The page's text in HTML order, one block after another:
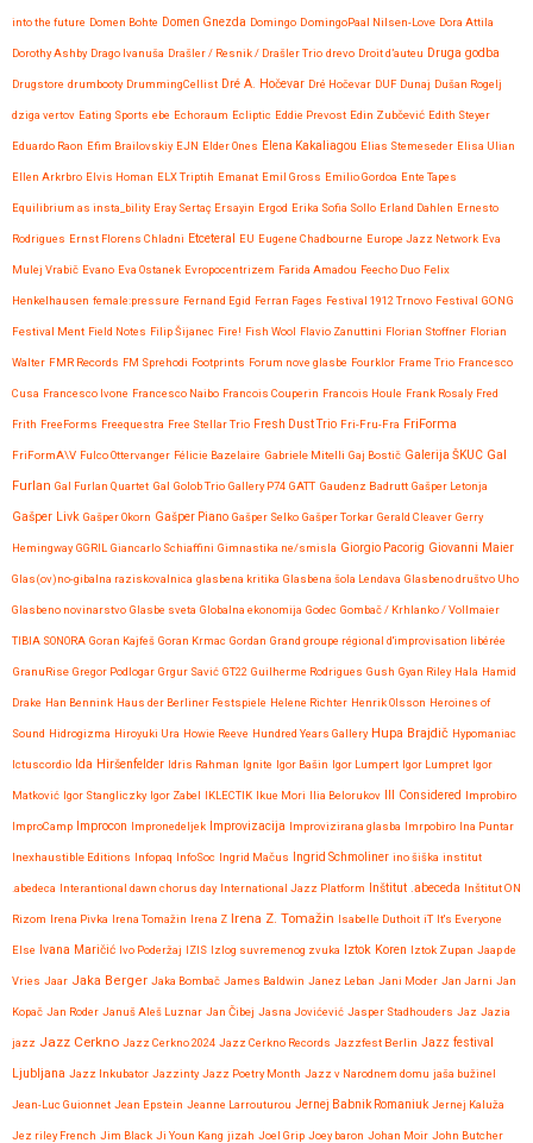
into the future Domen Bohte Domen Gnezda Domingo DomingoPaal Nilsen-Love Dora Attila
Dorothy Ashby Drago Ivanuša Drašler / Resnik / Drašler Trio drevo Droit d’auteu Druga godba
Drugstore drumbooty DrummingCellist Dré A. Hočevar Dré Hočevar DUF Dunaj Dušan Rogelj
dziga vertov Eating Sports ebe Echoraum Ecliptic Eddie Prevost Edin Zubčević Edith Steyer
Eduardo Raon Efim Brailovskiy EJN Elder Ones Elena Kakaliagou Elias Stemeseder Elisa Ulian
Ellen Arkrbro Elvis Homan ELX Triptih Emanat Emil Gross Emilio Gordoa Ente Tapes
Equilibrium as insta_bility Eray Sertaç Ersayin Ergod Erika Sofia Sollo Erland Dahlen Ernesto
Rodrigues Ernst Florens Chladni Etceteral EU Eugene Chadbourne Europe Jazz Network Eva
Mulej Vrabič Evano Eva Ostanek Evropocentrizem Farida Amadou Feecho Duo Felix
Henkelhausen female:pressure Fernand Egid Ferran Fages Festival 1912 Trnovo Festival GONG
Festival Ment Field Notes Filip Šijanec Fire! Fish Wool Flavio Zanuttini Florian Stoffner Florian
Walter FMR Records FM Sprehodi Footprints Forum nove glasbe Fourklor Frame Trio Francesco
Cusa Francesco Ivone Francesco Naibo Francois Couperin Francois Houle Frank Rosaly Fred
Frith FreeForms Freequestra Free Stellar Trio Fresh Dust Trio Fri-Fru-Fra FriForma
FriFormA\V Fulco Ottervanger Félicie Bazelaire Gabriele Mitelli Gaj Bostič Galerija ŠKUC Gal
Furlan Gal Furlan Quartet Gal Golob Trio Gallery P74 GATT Gaudenz Badrutt Gašper Letonja
Gašper Livk Gašper Okorn Gašper Piano Gašper Selko Gašper Torkar Gerald Cleaver Gerry
Hemingway GGRIL Giancarlo Schiaffini Gimnastika ne/smisla Giorgio Pacorig Giovanni Maier
Glas(ov)no-gibalna raziskovalnica glasbena kritika Glasbena šola Lendava Glasbeno društvo Uho
Glasbeno novinarstvo Glasbe sveta Globalna ekonomija Godec Gombač / Krhlanko / Vollmaier
TIBIA SONORA Goran Kajfeš Goran Krmac Gordan Grand groupe régional d'improvisation libérée
GranuRise Gregor Podlogar Grgur Savić GT22 Guilherme Rodrigues Gush Gyan Riley Hala Hamid
Drake Han Bennink Haus der Berliner Festspiele Helene Richter Henrik Olsson Heroines of
Sound Hidrogizma Hiroyuki Ura Howie Reeve Hundred Years Gallery Hupa Brajdič Hypomaniac
Ictuscordio Ida Hiršenfelder Idris Rahman Ignite Igor Bašin Igor Lumpert Igor Lumpret Igor
Matković Igor Stangliczky Igor Zabel IKLECTIK Ikue Mori Ilia Belorukov Ill Considered Improbiro
ImproCamp Improcon Impronedeljek Improvizacija Improvizirana glasba Imrpobiro Ina Puntar
Inexhaustible Editions Infopaq InfoSoc Ingrid Mačus Ingrid Schmoliner ino šiška institut
.abedeca Interantional dawn chorus day International Jazz Platform Inštitut .abeceda Inštitut ON
Rizom Irena Pivka Irena Tomažin Irena Z Irena Z. Tomažin Isabelle Duthoit iT It's Everyone
Else Ivana Maričić Ivo Poderžaj IZIS Izlog suvremenog zvuka Iztok Koren Iztok Zupan Jaap de
Vries Jaar Jaka Berger Jaka Bombač James Baldwin Janez Leban Jani Moder Jan Jarni Jan
Kopač Jan Roder Januš Aleš Luznar Jan Čibej Jasna Jovićević Jasper Stadhouders Jaz Jazia
jazz Jazz Cerkno Jazz Cerkno 2024 Jazz Cerkno Records Jazzfest Berlin Jazz festival
Ljubljana Jazz Inkubator Jazzinty Jazz Poetry Month Jazz v Narodnem domu jaša bužinel
Jean-Luc Guionnet Jean Epstein Jeanne Larrouturou Jernej Babnik Romaniuk Jernej Kaluža
Jez riley French Jim Black Ji Youn Kang jizah Joel Grip Joey baron Johan Moir John Butcher